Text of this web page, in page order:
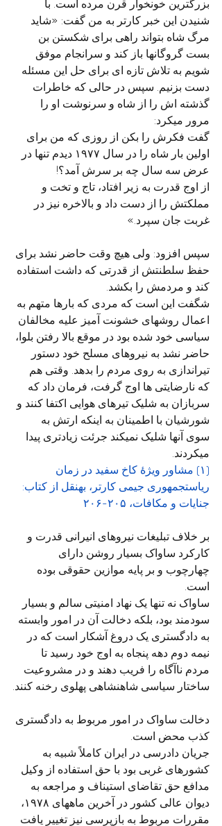
بزرگترین خونخوار قرن مرده است. با
شنیدن این خبر کارتر به من گفت: «شاید
مرگ شاه بتواند راهی برای شکستن بن
بست گروگانها باز کند و سرانجام موفق
شویم به تلاش تازه ای برای حل این مسئله
دست بزنیم. سپس در حالی که خاطرات
گذشته اش را از شاه و سرنوشت او را
مرور میکرد:
گفت فکرش را بکن از روزی که من برای
اولین بار شاه را در سال ۱۹۷۷ دیدم تنها در
عرض سه سال چه بر سرش آمد؟!
از اوج قدرت به زیر افتاد، تاج و تخت و
مملکتش را از دست داد و بالاخره نیز در
غربت جان سپرد.»
سپس افزود: ولی هیچ وقت حاضر نشد برای
حفظ سلطنتش از قدرتی که داشت استفاده
کند و مردمش را بکشد.
شگفت این است که مردی که بارها متهم به
اعمال روشهای خشونت آمیز علیه مخالفان
سیاسی خود شده بود در موقع بالا رفتن بلوا،
حاضر نشد به نیروهای مسلح خود دستور
تیراندازی به روی مردم را بدهد. وقتی هم
که نارضایتی ها اوج گرفت، فرمان داد که
سربازان به شلیک تیرهای هوایی اکتفا کنند و
شورشیان با اطمینان به اینکه ارتش به
سوی آنها شلیک نمیکند جرئت زیادتری پیدا
میکردند.
(۱) مشاور ویژۀ کاخ سفید در زمان
ریاستجمهوری جیمی کارتر، بهنقل از کتاب:
جنایات و مکافات، ۲۰۵-۲۰۶
بر خلاف تبلیغات نیروهای انیرانی قدرت و
کارکرد ساواک بسیار روشن دارای
چهارچوب و بر پایه موازین حقوقی بوده
است.
ساواک نه تنها یک نهاد امنیتی سالم و بسیار
سودمند بود، بلکه دخالت آن در امور وابسته
به دادگستری یک دروغ آشکار است که در
نیمه دوم دهه پنجاه به اوج خود رسید تا
مردم ناآگاه را فریب دهند و در مشروعیت
ساختار سیاسی شاهنشاهی پهلوی رخنه کنند.
دخالت ساواک در امور مربوط به دادگستری
کذب محض است.
جریان دادرسی در ایران کاملاً شبیه به
کشورهای غربی بود با حق استفاده از وکیل
مدافع حق تقاضای استیناف و مراجعه به
دیوان عالی کشور در آخرین ماههای ۱۹۷۸،
مقررات مربوط به بازپرسی نیز تغییر یافت